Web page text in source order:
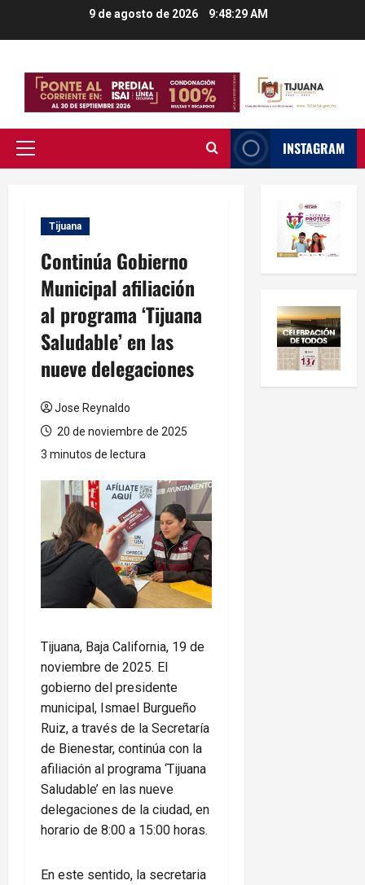
9 de agosto de 2026 9:48:29 AM
Menú
INSTAGRAM
Tijuana
Continúa Gobierno
Municipal afiliación
al programa ‘Tijuana
Saludable’ en las
nueve delegaciones
Jose Reynaldo
20 de noviembre de 2025
3 minutos de lectura
Tijuana, Baja California, 19 de
noviembre de 2025. El
gobierno del presidente
municipal, Ismael Burgueño
Ruiz, a través de la Secretaría
de Bienestar, continúa con la
afiliación al programa ‘Tijuana
Saludable’ en las nueve
delegaciones de la ciudad, en
horario de 8:00 a 15:00 horas.
En este sentido, la secretaria